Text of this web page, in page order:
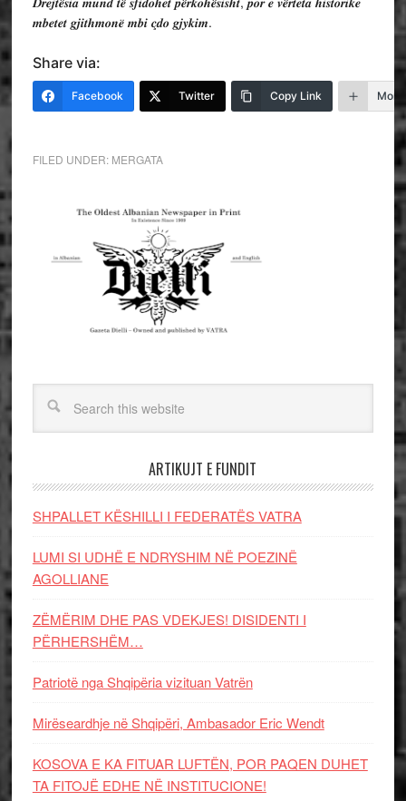
𝒎𝒃𝒆𝒕𝒆𝒕 𝒈𝒋𝒊𝒕𝒉𝒎𝒐𝒏𝒆̈ 𝒎𝒃𝒊 𝒄̧𝒅𝒐 𝒈𝒋𝒚𝒌𝒊𝒎.
Share via:
Facebook Twitter Copy Link More
FILED UNDER: MERGATA
ARTIKUJT E FUNDIT
SHPALLET KËSHILLI I FEDERATËS VATRA
LUMI SI UDHË E NDRYSHIM NË POEZINË
AGOLLIANE
ZËMËRIM DHE PAS VDEKJES! DISIDENTI I
PËRHERSHËM…
Patriotë nga Shqipëria vizituan Vatrën
Mirëseardhje në Shqipëri, Ambasador Eric Wendt
KOSOVA E KA FITUAR LUFTËN, POR PAQEN DUHET
TA FITOJË EDHE NË INSTITUCIONE!